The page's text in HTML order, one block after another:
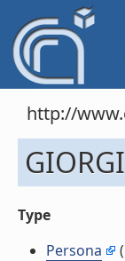
http://
Type
Persona